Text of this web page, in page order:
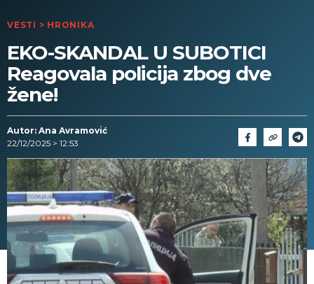
VESTI > HRONIKA
EKO-SKANDAL U SUBOTICI
Reagovala policija zbog dve
žene!
Autor: Ana Avramović
22/12/2025 > 12:53